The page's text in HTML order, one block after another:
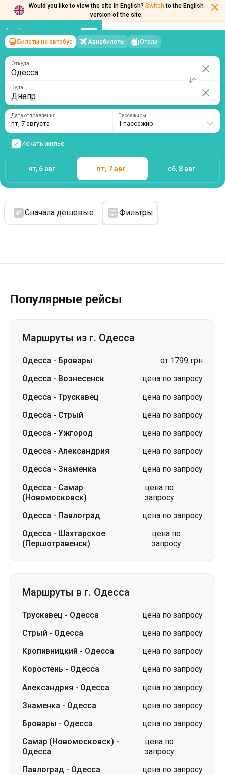
Would you like to view the site in English? Switch to the English
version of the site.
Одесса→Днепр
пт, 7 августа/1 пассажир
Билеты на автобус Авиабилеты Отели
Откуда
Куда
Дата отправления
пт, 7 августа
Пассажиры
1 пассажир
Искать жилье
чт, 6 авг. пт, 7 авг. сб, 8 авг.
Сначала дешевые Фильтры
Популярные рейсы
Маршруты из г. Одесса
Одесса - Бровары
от 1799 грн
Одесса - Вознесенск
цена по запросу
Одесса - Трускавец
цена по запросу
Одесса - Стрый
цена по запросу
Одесса - Ужгород
цена по запросу
Одесса - Александрия
цена по запросу
Одесса - Знаменка
цена по запросу
Одесса - Самар
(Новомосковск)
цена по
запросу
Одесса - Павлоград
цена по запросу
Одесса - Шахтарское
(Першотравенск)
цена по
запросу
Маршруты в г. Одесса
Трускавец - Одесса
цена по запросу
Стрый - Одесса
цена по запросу
Кропивницкий - Одесса
цена по запросу
Коростень - Одесса
цена по запросу
Александрия - Одесса
цена по запросу
Знаменка - Одесса
цена по запросу
Бровары - Одесса
цена по запросу
Самар (Новомосковск) -
Одесса
цена по
запросу
Павлоград - Одесса
цена по запросу